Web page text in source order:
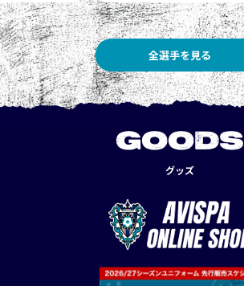
全選手を見る
GOODS
グッズ